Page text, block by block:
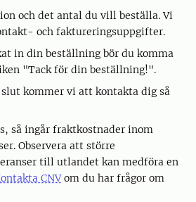
och det antal du vill beställa. Vi
och faktureringsuppgifter.
in din beställning bör du komma
"Tack för din beställning!".
kommer vi att kontakta dig så
så ingår fraktkostnader inom
Observera att större
till utlandet kan medföra en
CNVom du har frågor om